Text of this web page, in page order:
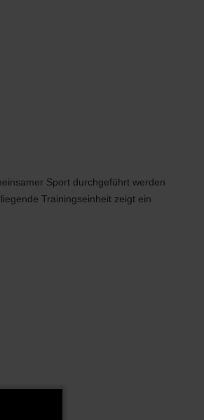
Sport durchgeführt werden
Trainingseinheit zeigt ein